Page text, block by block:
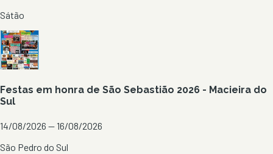
Sátão
Festas em honra de São Sebastião 2026 - Macieira do
Sul
14/08/2026 — 16/08/2026
São Pedro do Sul